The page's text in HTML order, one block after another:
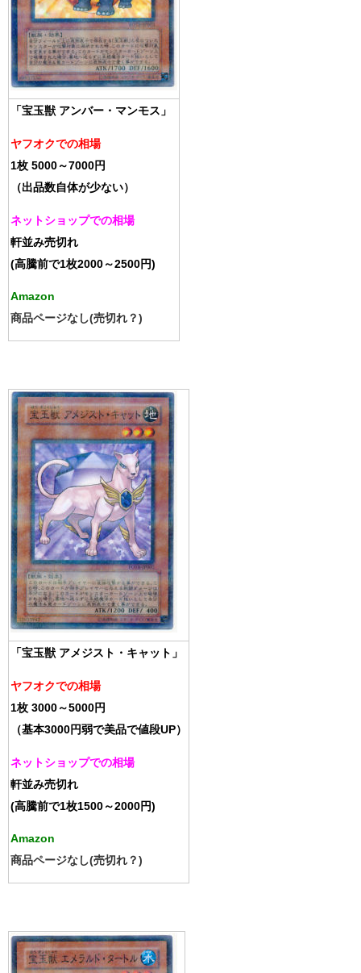
「宝玉獣 アンバー・マンモス」
ヤフオクでの相場
1枚 5000～7000円
（出品数自体が少ない）
ネットショップでの相場
軒並み売切れ
(高騰前で1枚2000～2500円)
Amazon
商品ページなし(売切れ？)
「宝玉獣 アメジスト・キャット」
ヤフオクでの相場
1枚 3000～5000円
（基本3000円弱で美品で値段UP）
ネットショップでの相場
軒並み売切れ
(高騰前で1枚1500～2000円)
Amazon
商品ページなし(売切れ？)